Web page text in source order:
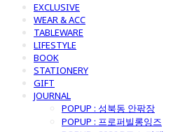
EXCLUSIVE
WEAR & ACC
TABLEWARE
LIFESTYLE
BOOK
STATIONERY
GIFT
JOURNAL
POPUP : 성북동 안팎장
POPUP : 프로퍼빌롱잉즈